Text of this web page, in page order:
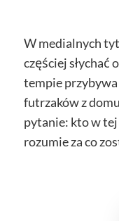
W medialnych
częściej słychać
tempie
futrzaków z
pytanie: kto w
rozumie za co